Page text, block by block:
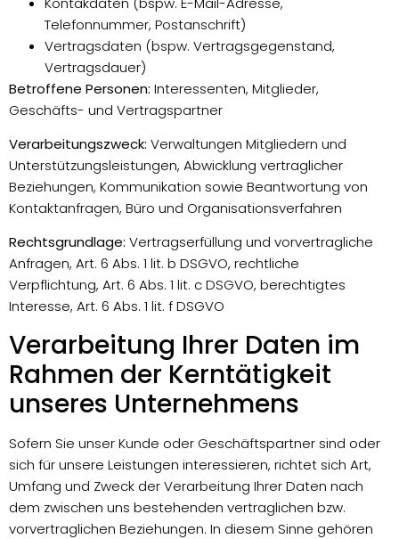
Telefonnummer, Postanschrift)
Vertragsdaten (bspw. Vertragsgegenstand,
Vertragsdauer)
Betroffene Personen: Interessenten, Mitglieder,
Geschäfts- und Vertragspartner
Verarbeitungszweck: Verwaltungen Mitgliedern und
Unterstützungsleistungen, Abwicklung vertraglicher
Beziehungen, Kommunikation sowie Beantwortung von
Kontaktanfragen, Büro und Organisationsverfahren
Rechtsgrundlage: Vertragserfüllung und vorvertragliche
Anfragen, Art. 6 Abs. 1 lit. b DSGVO, rechtliche
Verpflichtung, Art. 6 Abs. 1 lit. c DSGVO, berechtigtes
Interesse, Art. 6 Abs. 1 lit. f DSGVO
Verarbeitung Ihrer Daten im
Rahmen der Kerntätigkeit
unseres Unternehmens
Sofern Sie unser Kunde oder Geschäftspartner sind oder
sich für unsere Leistungen interessieren, richtet sich Art,
Umfang und Zweck der Verarbeitung Ihrer Daten nach
dem zwischen uns bestehenden vertraglichen bzw.
vorvertraglichen Beziehungen. In diesem Sinne gehören